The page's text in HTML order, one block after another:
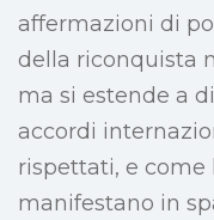
affermazioni di
della riconquista
ma si estende a
accordi
rispettati, e
manifestano in